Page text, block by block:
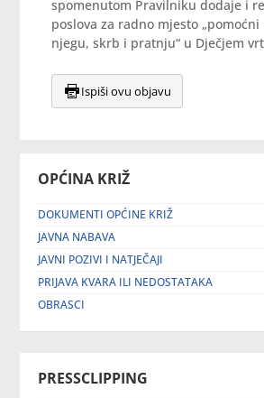
OPĆINA KRIŽ
DOKUMENTI OPĆINE KRIŽ
JAVNA NABAVA
JAVNI POZIVI I NATJEČAJI
PRIJAVA KVARA ILI NEDOSTATAKA
OBRASCI
PRESSCLIPPING
spomenutom Pravilniku dodaje i
poslova za radno mjesto
njegu, skrb i pratnju“ u Dječjem
Ispiši ovu objavu